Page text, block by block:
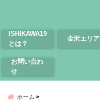
ISHIKAWA19
とは？
金沢エリア
お問い合わ
せ
ホーム